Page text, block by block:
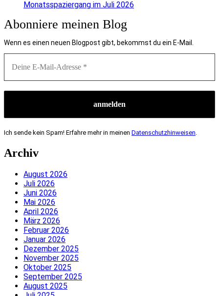
Monatsspaziergang im Juli 2026
Abonniere meinen Blog
Wenn es einen neuen Blogpost gibt, bekommst du ein E-Mail.
Ich sende kein Spam! Erfahre mehr in meinen Datenschutzhinweisen
Archiv
August 2026
Juli 2026
Juni 2026
Mai 2026
April 2026
März 2026
Februar 2026
Januar 2026
Dezember 2025
November 2025
Oktober 2025
September 2025
August 2025